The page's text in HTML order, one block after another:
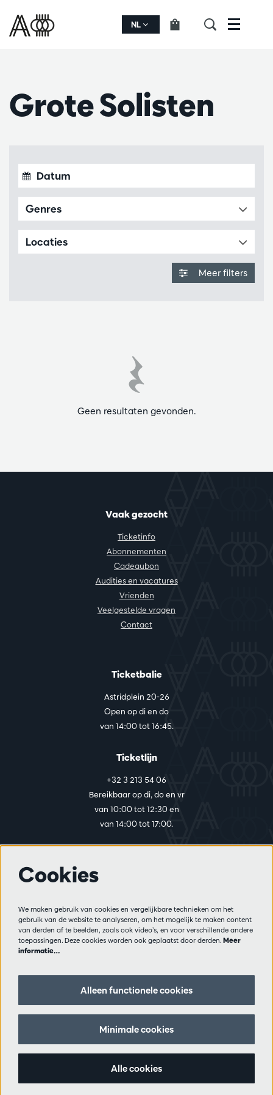
NL Menu
Grote Solisten
Genres
Locaties
Meer filters
Geen resultaten gevonden.
Vaak gezocht
Ticketinfo
Abonnementen
Cadeaubon
Audities en vacatures
Vrienden
Veelgestelde vragen
Contact
Ticketbalie
Astridplein 20-26
Open op di en do
van 14:00 tot 16:45.
Ticketlijn
+32 3 213 54 06
Bereikbaar op di, do en vr
van 10:00 tot 12:30 en
van 14:00 tot 17:00.
Privacy
Verkoopsvoorwaarden
Pers
Volg ons
Cookies
We maken gebruik van cookies en vergelijkbare technieken om het
gebruik van de website te analyseren, om het mogelijk te maken content
van derden af te beelden, zoals ook video’s, en voor verschillende andere
toepassingen. Deze cookies worden ook geplaatst door derden. Meer
informatie…
Alleen functionele cookies
Minimale cookies
Alle cookies